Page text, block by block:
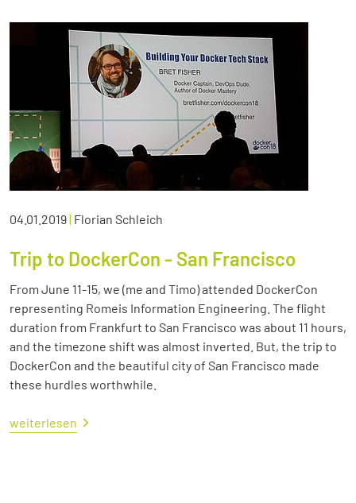
04.01.2019| Florian Schleich
Trip to DockerCon - San Francisco
From June 11-15, we (me and Timo) attended DockerCon
representing Romeis Information Engineering. The flight
duration from Frankfurt to San Francisco was about 11 hours,
and the timezone shift was almost inverted. But, the trip to
DockerCon and the beautiful city of San Francisco made
these hurdles worthwhile.
weiterlesen